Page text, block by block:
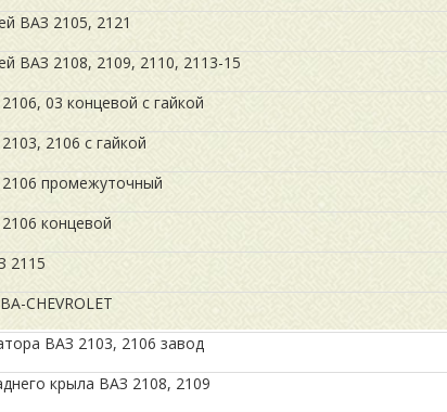
ВАЗ 2105, 2121
ВАЗ 2108, 2109, 2110, 2113-15
03 концевой с гайкой
2106 с гайкой
промежуточный
концевой
2115
CHEVROLET
ВАЗ 2103, 2106 завод
крыла ВАЗ 2108, 2109